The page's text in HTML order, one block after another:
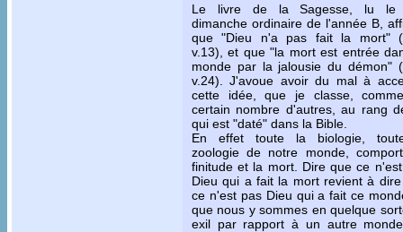
Le livre de la Sagesse, lu le
dimanche ordinaire de l'année B,
que "Dieu n'a pas fait la mort"
v.13), et que "la mort est entrée
monde par la jalousie du démon"
v.24). J'avoue avoir du mal à
cette idée, que je classe,
certain nombre d'autres, au rang
qui est "daté" dans la Bible.
En effet toute la biologie,
zoologie de notre monde,
finitude et la mort. Dire que ce
Dieu qui a fait la mort revient à
ce n'est pas Dieu qui a fait ce
que nous y sommes en quelque
exil par rapport à un autre